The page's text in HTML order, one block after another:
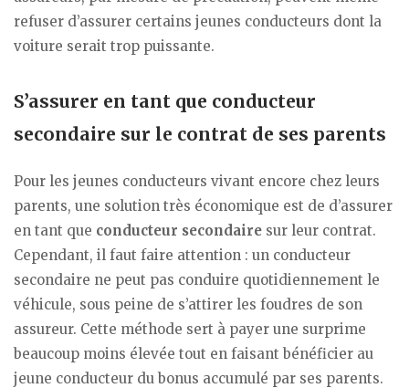
refuser d’assurer certains jeunes conducteurs dont la
voiture serait trop puissante.
S’assurer en tant que conducteur
secondaire sur le contrat de ses parents
Pour les jeunes conducteurs vivant encore chez leurs
parents, une solution très économique est de d’assurer
en tant que conducteur secondaire sur leur contrat.
Cependant, il faut faire attention : un conducteur
secondaire ne peut pas conduire quotidiennement le
véhicule, sous peine de s’attirer les foudres de son
assureur. Cette méthode sert à payer une surprime
beaucoup moins élevée tout en faisant bénéficier au
jeune conducteur du bonus accumulé par ses parents.